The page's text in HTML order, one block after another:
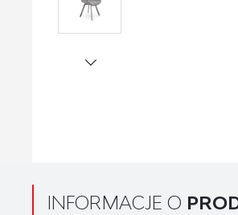
INFORMACJE O